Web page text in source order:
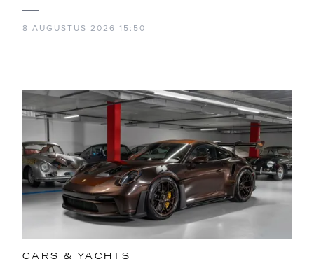
8 AUGUSTUS 2026 15:50
CARS & YACHTS